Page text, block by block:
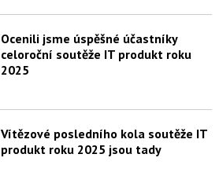
Ocenili jsme úspěšné účastníky
celoroční soutěže IT produkt roku
2025
Vítězové posledního kola soutěže IT
produkt roku 2025 jsou tady